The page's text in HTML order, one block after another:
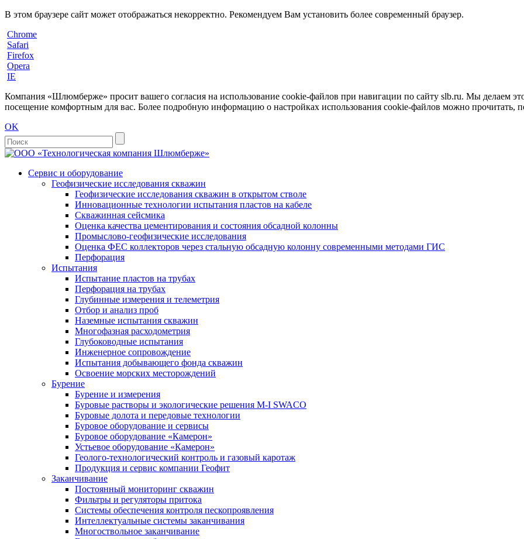
В этом браузере сайт может отображаться некорректно. Рекомендуем Вам установить более современный браузер.
Chrome
Safari
Firefox
Opera
IE
Компания «Шлюмберже» просит вашего согласия на использование cookie-файлов при навигации по сайту slb.ru. Мы делаем
посещение комфортным для вас. Более подробную информацию о настройках использования cookie-файлов можно прочитать,
OK
Сервис и оборудование
Геофизические исследования скважин
Геофизические исследования скважин в открытом стволе
Инновационные технологии испытания пластов на кабеле
Скважинная сейсмика
Оценка качества цементирования и состояния обсадной колонны
Промыслово-геофизические исследования
Оценка ФЕС коллекторов через стальную обсадную колонну современными методами ГИС
Перфорация
Испытания
Испытание пластов на трубах
Перфорация на трубах
Глубинные измерения и телеметрия
Отбор и анализ проб
Наземные испытания скважин
Многофазная расходометрия
Глубоководные испытания
Инженерное сопровождение
Испытания добывающего фонда скважин
Освоение морских месторождений
Бурение
Бурение и измерения
Буровые растворы и экологические решения M-I SWACO
Буровые долота и передовые технологии
Буровое оборудование и сервисы
Буровое оборудование «Камерон»
Устьевое оборудование «Камерон»
Геолого-технологический контроль и газовый каротаж
Продукция и сервис компании Геофит
Заканчивание
Постоянный мониторинг скважин
Фильтры и регуляторы притока
Cистемы обеспечения контроля пескопроявления
Интеллектуальные системы заканчивания
Многоствольное заканчивание